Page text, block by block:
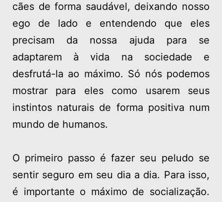
cães de forma saudável, deixando nosso
ego de lado e entendendo que eles
precisam da nossa ajuda para se
adaptarem à vida na sociedade e
desfrutá-la ao máximo. Só nós podemos
mostrar para eles como usarem seus
instintos naturais de forma positiva num
mundo de humanos.
O primeiro passo é fazer seu peludo se
sentir seguro em seu dia a dia. Para isso,
é importante o máximo de socialização.